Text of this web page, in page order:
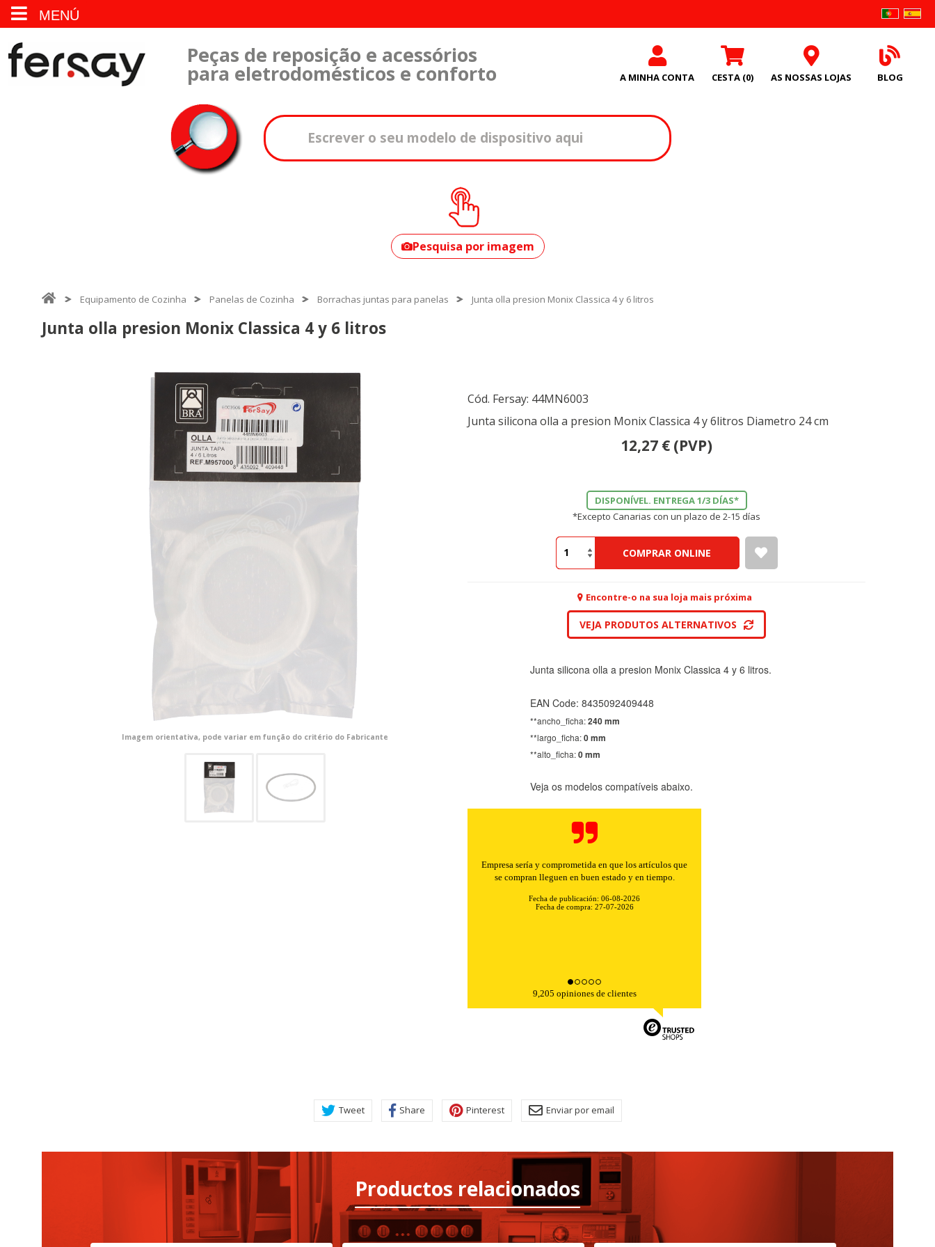
MENÚ
Peças de reposição e acessórios
para eletrodomésticos e conforto A MINHA CONTA CESTA (0) AS NOSSAS LOJAS BLOG
seu modelo?
Pesquisa por imagem
Equipamento de Cozinha Panelas de Cozinha Borrachas juntas para panelas Junta olla presion Monix Classica 4 y 6 litros
Junta olla presion Monix Classica 4 y 6 litros
Imagem orientativa, pode variar em função do critério do Fabricante
Cód. Fersay: 44MN6003
Junta silicona olla a presion Monix Classica 4 y 6litros Diametro 24 cm
12,27 € (PVP)
DISPONÍVEL. ENTREGA 1/3 DÍAS*
*Excepto Canarias con un plazo de 2-15 días
COMPRAR ONLINE
Encontre-o na sua loja mais próxima
VEJA PRODUTOS ALTERNATIVOS
Junta silicona olla a presion Monix Classica 4 y 6 litros.
EAN Code: 8435092409448
**ancho_ficha:240 mm
**largo_ficha:0 mm
**alto_ficha:0 mm
Veja os modelos compatíveis abaixo.
Empresa sería y comprometida en que los artículos que
se compran lleguen en buen estado y en tiempo.
Fecha de publicación: 06-08-2026
Fecha de compra: 27-07-2026
9,205 opiniones de clientes
Tweet Share Pinterest Enviar por email
Productos relacionados
Cookies necesarias
Estas cookies son necesarias para que el sitio web funcione y no se pueden desactivar en nuestros sistemas. Puede configurar su
navegador para bloquear o alertar sobre estas cookies, pero alguna áreas del sitio no funcionarán. Estas cookies no almacenan ninguna
información de identificación personal.
Cookies Utilizadas:
COOKIELEGALFERSAY, VSF904, PHPSESSID, wp-settings-1, wp-settings-time-1, _evCo, _evCoLT